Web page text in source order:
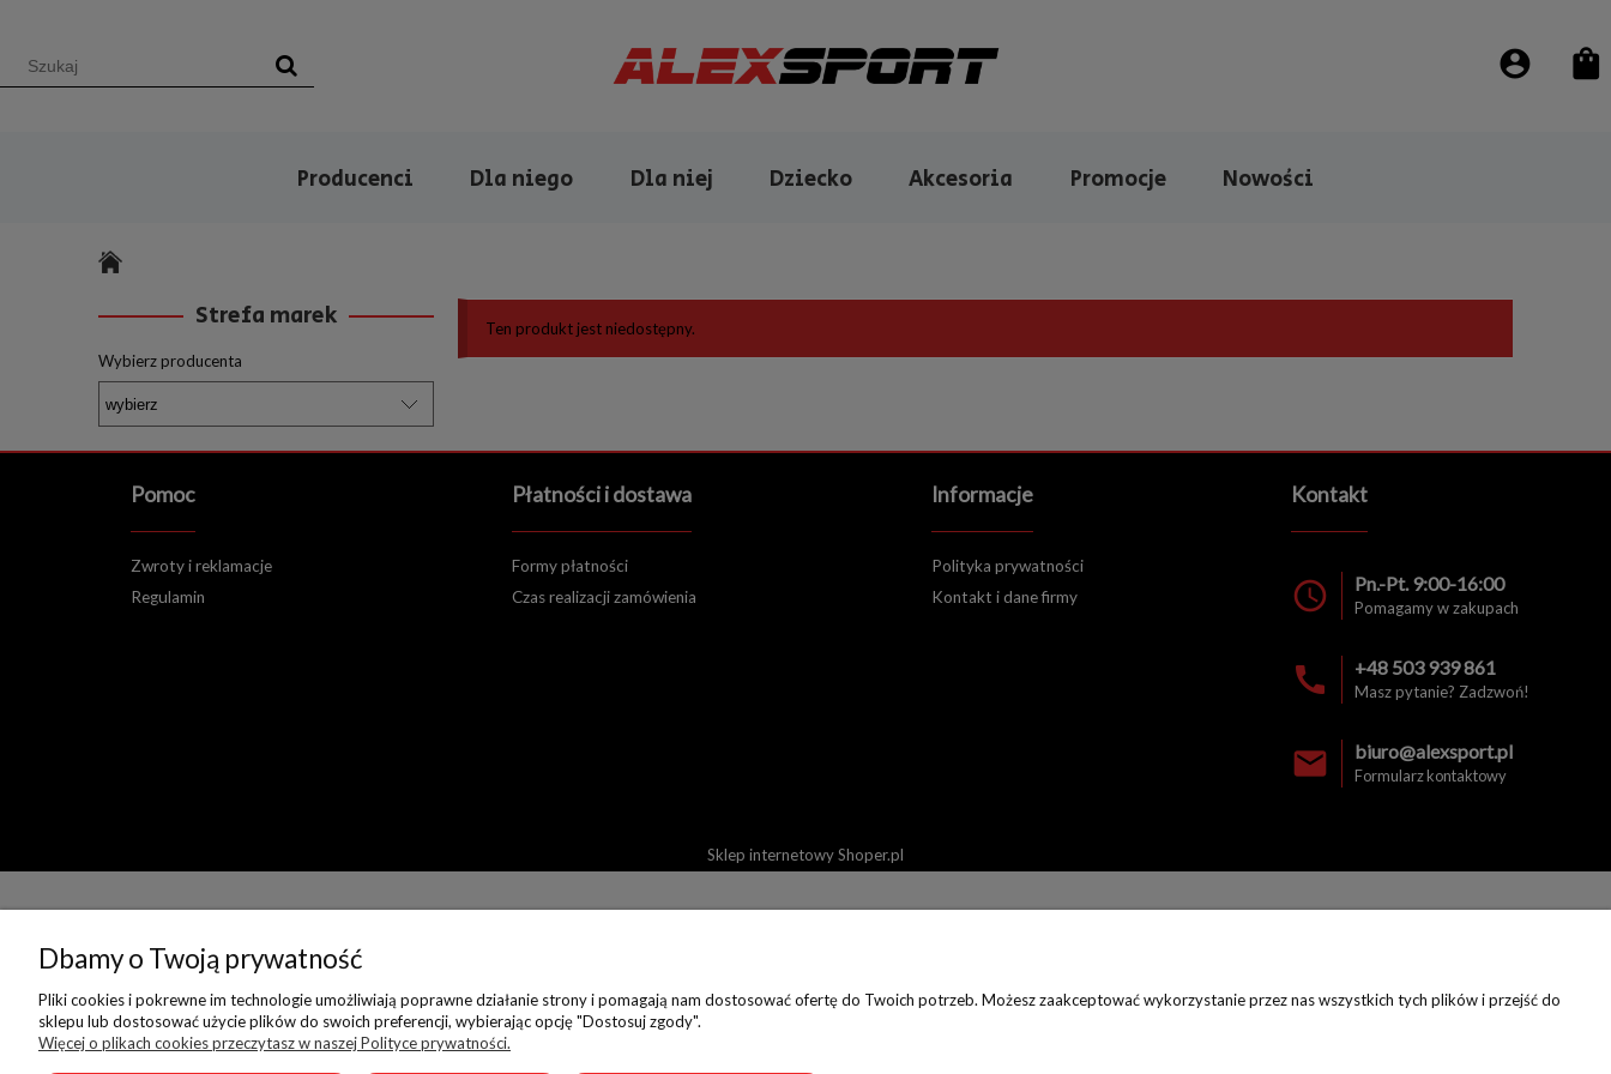
Producenci Dla niego Dla niej Dziecko Akcesoria Promocje Nowości
Strefa marek
Wybierz producenta
Ten produkt jest niedostępny.
Pomoc
Zwroty i reklamacje
Regulamin
Płatności i dostawa
Formy płatności
Czas realizacji zamówienia
Informacje
Polityka prywatności
Kontakt i dane firmy
Kontakt
Pn.-Pt. 9:00-16:00
Pomagamy w zakupach
+48 503 939 861
Masz pytanie? Zadzwoń!
biuro@alexsport.pl
Formularz kontaktowy
Sklep internetowy Shoper.pl
Dbamy o Twoją prywatność
Pliki cookies i pokrewne im technologie umożliwiają poprawne działanie strony i pomagają nam dostosować ofertę do Twoich potrzeb. Możesz zaakceptować wykorzystanie przez nas wszystkich tych plików i przejść do
sklepu lub dostosować użycie plików do swoich preferencji, wybierając opcję "Dostosuj zgody".
Więcej o plikach cookies przeczytasz w naszej Polityce prywatności.